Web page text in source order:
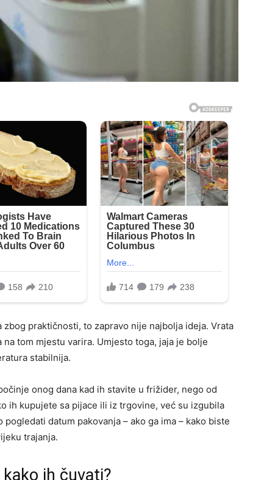
praktičnosti, to zapravo nije najbolja ideja. Vrata
tom mjestu varira. Umjesto toga, jaja je bolje
stabilnija.
onog dana kad ih stavite u frižider, nego od
ih kupujete sa pijace ili iz trgovine, već su izgubila
datum pakovanja – ako ga ima – kako biste
trajanja.
ih čuvati?